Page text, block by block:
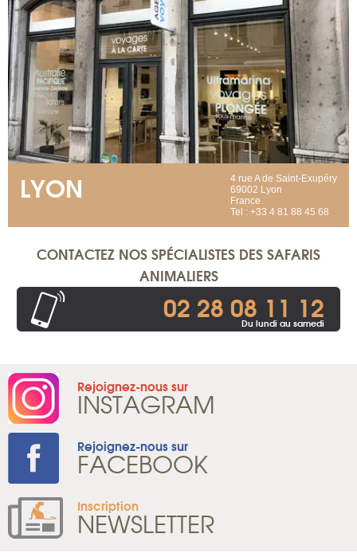
LYON
4 rue A de Saint-Exupéry
69002 Lyon
France
Tel : +33 4 81 88 45 68
CONTACTEZ NOS SPÉCIALISTES DES SAFARIS
ANIMALIERS
02 28 08 11 12
Du lundi au samedi
Rejoignez-nous sur
INSTAGRAM
Rejoignez-nous sur
FACEBOOK
Inscription
NEWSLETTER